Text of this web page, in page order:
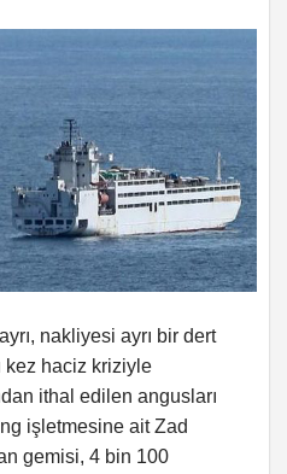
nakliyesi ayrı bir dert
haciz kriziyle
ithal edilen angusları
işletmesine ait Zad
gemisi, 4 bin 100